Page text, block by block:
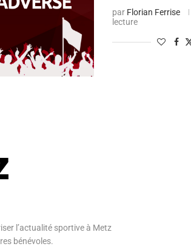
par Florian Ferrise
lecture
l’actualité sportive à Metz
bénévoles.